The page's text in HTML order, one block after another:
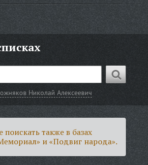
Николай Алексеевич
также в базах
и «Подвиг народа».